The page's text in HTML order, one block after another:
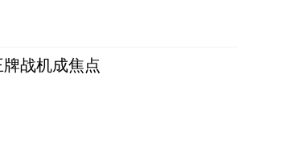
战机成焦点